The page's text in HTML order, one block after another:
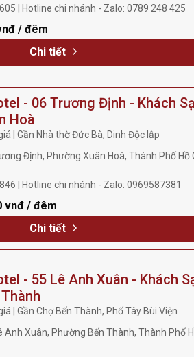
| Hotline chi nhánh - Zalo: 0789 248 425
/ đêm
Chi tiết
- 06 Trương Định - Khách
Hoà
| Gần Nhà thờ Đức Bà, Dinh Độc lập
Định, Phường Xuân Hoà, Thành Phố Hồ
| Hotline chi nhánh - Zalo: 0969587381
vnđ / đêm
Chi tiết
- 55 Lê Anh Xuân - Khách
| Gần Chợ Bến Thành, Phố Tây Bùi Viện
Anh Xuân, Phường Bến Thành, Thành Phố